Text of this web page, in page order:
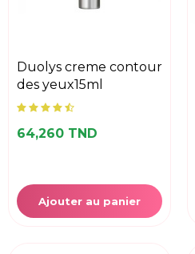
duolys creme contour
des yeux15ml
64,260 TND
Ajouter au panier